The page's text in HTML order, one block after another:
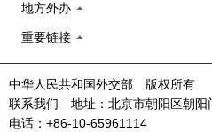
地方外办
重要链接
中华人民共和国外交部 版权所有
联系我们 地址：北京市朝阳区朝
电话：+86-10-65961114